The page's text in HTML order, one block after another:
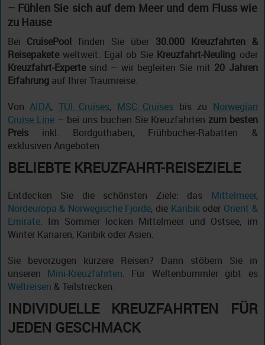
– Fühlen Sie sich auf dem Meer und dem Fluss wie
zu Hause
Bei CruisePool finden Sie über 30.000 Kreuzfahrten &
Reisepaketeweltweit. Egal ob Sie Kreuzfahrt-Neuling oder
Kreuzfahrt-Expertesind – wir begleiten Sie mit 20 Jahren
Erfahrungauf Ihrer Traumreise.
Von AIDA, TUI Cruises, MSC Cruises bis zu Norwegian
Cruise Line– bei uns buchen Sie Kreuzfahrten zum besten
Preisinkl. Bordguthaben, Frühbucher-Rabatten &
exklusiven Angeboten.
BELIEBTE KREUZFAHRT-REISEZIELE
Entdecken Sie die schönsten Ziele: das Mittelmeer,
Nordeuropa & Norwegische Fjorde, die Karibikoder Orient &
Emirate. Im Sommer locken Mittelmeer und Ostsee, im
Winter Kanaren, Karibik oder Asien.
Sie bevorzugen kürzere Reisen? Dann stöbern Sie in
unseren Mini-Kreuzfahrten. Für Weltenbummler gibt es
Weltreisen & Teilstrecken.
INDIVIDUELLE KREUZFAHRTEN FÜR
JEDEN GESCHMACK